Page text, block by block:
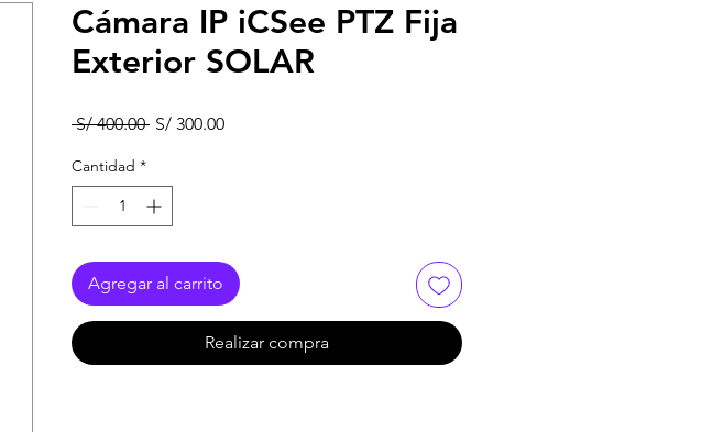
Cámara IP iCSee PTZ Fija
Exterior SOLAR
S/ 400.00 Precio
S/ 300.00Precio
Cantidad *
Agregar al carrito
Realizar compra